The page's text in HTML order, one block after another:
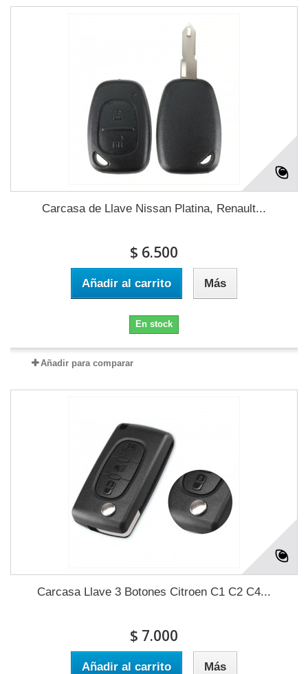
Carcasa de Llave Nissan Platina, Renault...
$ 6.500
Añadir al carrito Más
En stock
Añadir para comparar
Carcasa Llave 3 Botones Citroen C1 C2 C4...
$ 7.000
Añadir al carrito Más